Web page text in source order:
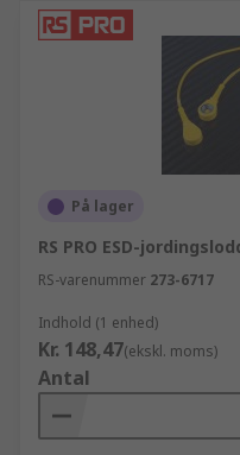
På lager
RS PRO ESD-
RS-varenummer 273-6717
Indhold (1 enhed)
Kr. 148,47(ekskl. moms)
Antal